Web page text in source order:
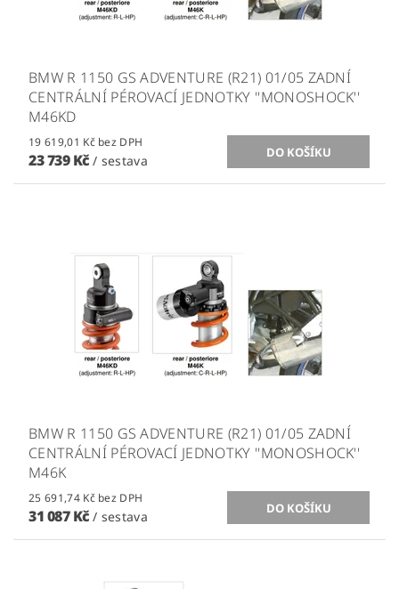
BMW R 1150 GS ADVENTURE (R21) 01/05 ZADNÍ
CENTRÁLNÍ PÉROVACÍ JEDNOTKY ''MONOSHOCK''
M46KD
19 619,01 Kč bez DPH
23 739 Kč/ sestava
BMW R 1150 GS ADVENTURE (R21) 01/05 ZADNÍ
CENTRÁLNÍ PÉROVACÍ JEDNOTKY ''MONOSHOCK''
M46K
25 691,74 Kč bez DPH
31 087 Kč/ sestava